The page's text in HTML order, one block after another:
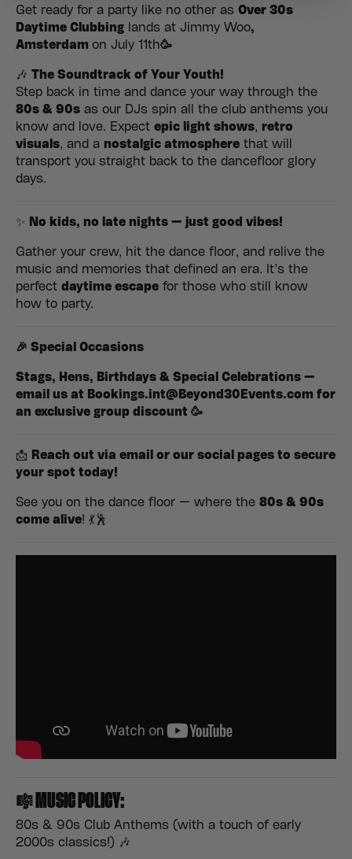
Get ready for a party like no other as Over 30s
Daytime Clubbing lands at Jimmy Woo,
Amsterdam on July 11th🥳
🎶 The Soundtrack of Your Youth!
Step back in time and dance your way through the
80s & 90s as our DJs spin all the club anthems you
know and love. Expect epic light shows, retro
visuals, and a nostalgic atmosphere that will
transport you straight back to the dancefloor glory
days.
✨ No kids, no late nights — just good vibes!
Gather your crew, hit the dance floor, and relive the
music and memories that defined an era. It’s the
perfect daytime escape for those who still know
how to party.
🎉 Special Occasions
Stags, Hens, Birthdays & Special Celebrations —
email us at Bookings.int@Beyond30Events.com for
an exclusive group discount 🥳
📩
Reach out via email or our social pages to secure
your spot today!
See you on the dance floor — where the 80s & 90s
come alive! 💃🕺
🎼 MUSIC POLICY:
80s & 90s Club Anthems (with a touch of early
2000s classics!) 🎶